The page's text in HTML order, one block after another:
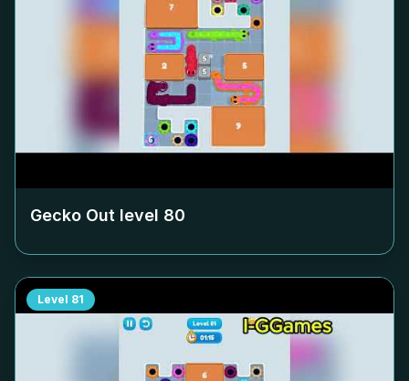
Gecko Out level 80
Level 81